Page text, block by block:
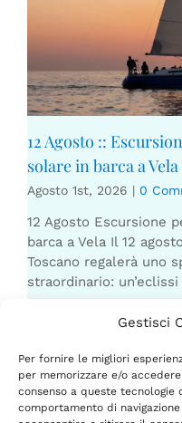
Gestisci
Per fornire le migliori
per memorizzare e/o
consenso a queste
comportamento di
12 Agosto ::
solare in barca a Vela
Agosto 1st, 2026 | 0
12 Agosto Escursione
barca a Vela Il 12
Toscano regalerà uno
straordinario: un’eclissi